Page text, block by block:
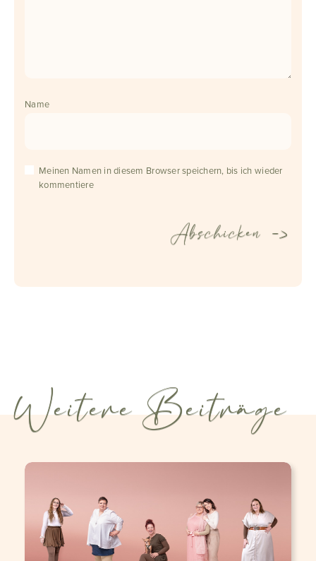
Name
Meinen Namen in diesem Browser speichern, bis ich wieder
kommentiere
Weitere Beiträge